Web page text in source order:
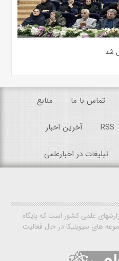
شد
تماس با ما منابع
RSS آخرین اخبار
تبلیغات در اخبارعلمی
علمی کشور است که پایگاه
های سیویلیکا در حال فعالیت